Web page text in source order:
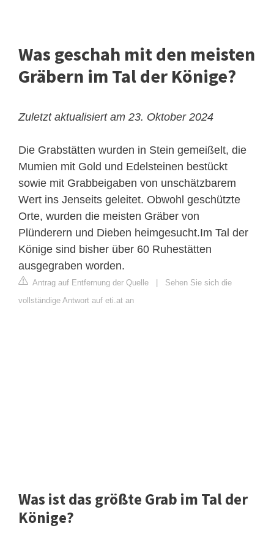
Was geschah mit den meisten
Gräbern im Tal der Könige?
Zuletzt aktualisiert am 23. Oktober 2024
Die Grabstätten wurden in Stein gemeißelt, die
Mumien mit Gold und Edelsteinen bestückt
sowie mit Grabbeigaben von unschätzbarem
Wert ins Jenseits geleitet. Obwohl geschützte
Orte, wurden die meisten Gräber von
Plünderern und Dieben heimgesucht.Im Tal der
Könige sind bisher über 60 Ruhestätten
ausgegraben worden.
Antrag auf Entfernung der Quelle
Sehen Sie sich die
vollständige Antwort auf eti.at an
Was ist das größte Grab im Tal der
Könige?